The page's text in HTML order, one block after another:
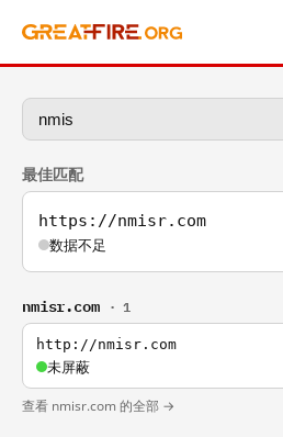
最佳匹配
https://nmisr.com
数据不足
nmisr.com · 1
http://nmisr.com
未屏蔽
查看 nmisr.com 的全部 →